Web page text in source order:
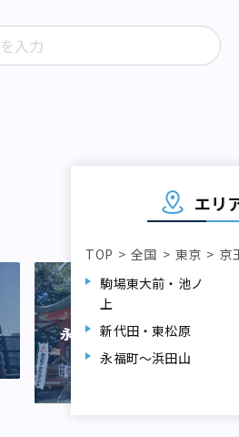
永福町～浜田山
エリ
TOP 全国 東京
京
駒場東大前・池ノ
上
新代田・東松原
永福町～浜田山